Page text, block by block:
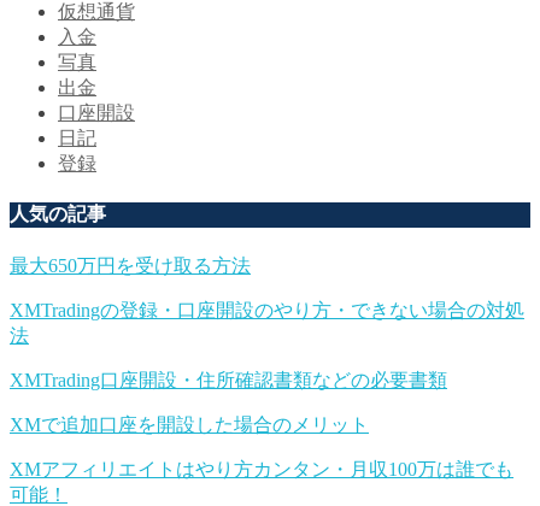
仮想通貨
入金
写真
出金
口座開設
日記
登録
人気の記事
最大650万円を受け取る方法
XMTradingの登録・口座開設のやり方・できない場合の対処
法
XMTrading口座開設・住所確認書類などの必要書類
XMで追加口座を開設した場合のメリット
XMアフィリエイトはやり方カンタン・月収100万は誰でも
可能！